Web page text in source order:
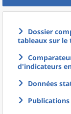
Dossier
tableaux sur
d'indicateurs
Données